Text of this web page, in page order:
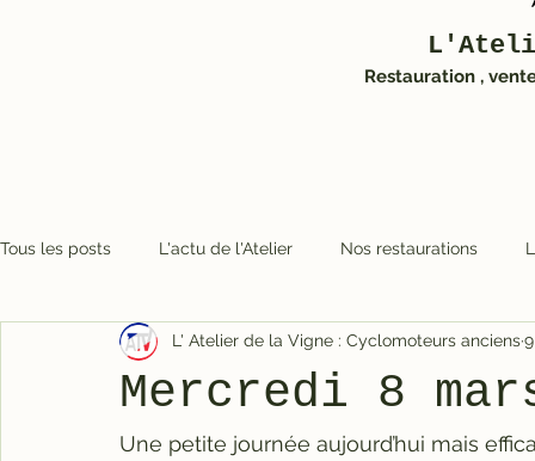
Restauration ,
Tous les posts L'actu de l'Atelier Nos restaurations
Mercredi 8
L' Atelier de la Vigne : Cyclomoteurs anciens
Une petite journée aujourd’hui mais